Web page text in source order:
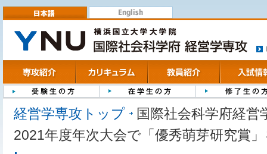
English
ト
専攻紹介 カリキュラム 教員紹介
入試情報
経営学専攻トップ
国際社会科学府経営
2021年度年次大会で「優秀萌芽研究賞